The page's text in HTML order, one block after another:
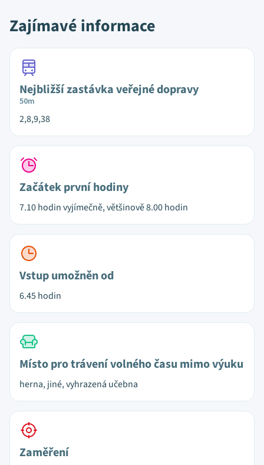
Zajímavé informace
Nejbližší zastávka veřejné dopravy
50m
2,8,9,38
Začátek první hodiny
7.10 hodin vyjímečně, většinově 8.00 hodin
Vstup umožněn od
6.45 hodin
Místo pro trávení volného času mimo výuku
herna, jiné, vyhrazená učebna
Zaměření